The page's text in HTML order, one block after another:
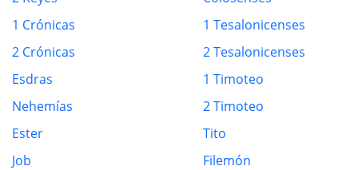
1 Crónicas
2 Crónicas
Esdras
Nehemías
Ester
Job
1 Tesalonicenses
2 Tesalonicenses
1 Timoteo
2 Timoteo
Tito
Filemón